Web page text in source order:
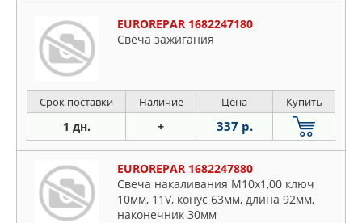
EUROREPAR 1682247180
Свеча зажигания
Срок поставки Наличие Цена Купить
1 дн. + 337 р.
EUROREPAR 1682247880
Свеча накаливания M10x1,00 ключ
10мм, 11V, конус 63мм, длина 92мм,
наконечник 30мм